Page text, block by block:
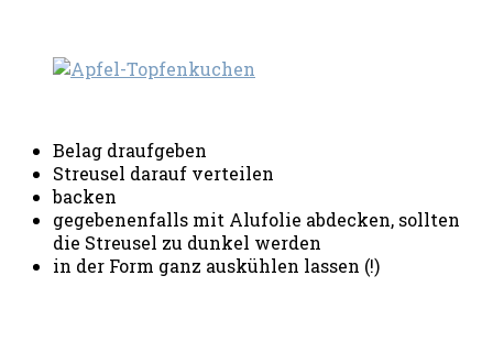
Belag draufgeben
Streusel darauf verteilen
backen
gegebenenfalls mit Alufolie abdecken, sollten
die Streusel zu dunkel werden
in der Form ganz auskühlen lassen (!)